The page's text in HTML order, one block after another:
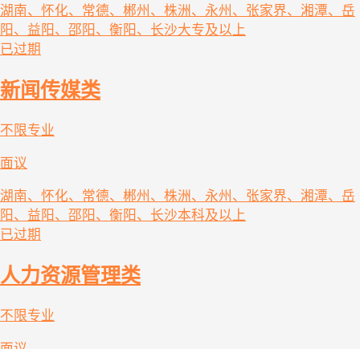
湖南、怀化、常德、郴州、株洲、永州、张家界、湘潭、岳
阳、益阳、邵阳、衡阳、长沙大专及以上
已过期
新闻传媒类
不限专业
面议
湖南、怀化、常德、郴州、株洲、永州、张家界、湘潭、岳
阳、益阳、邵阳、衡阳、长沙本科及以上
已过期
人力资源管理类
不限专业